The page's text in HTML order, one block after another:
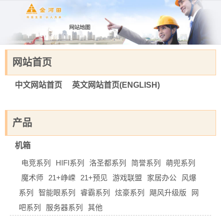
网站首页
中文网站首页 英文网站首页(ENGLISH)
产品
机箱
电竞系列 HIFI系列 洛圣都系列 简誉系列
萌兜系列
魔术师
21+峥嵘 21+预见 游戏联盟 家居办公
风爆
系列
智能眼系列 睿霸系列 炫豪系列 飓风升级版
网
吧系列
服务器系列 其他